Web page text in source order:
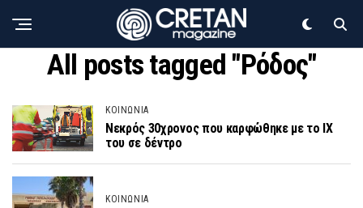
All posts tagged "Ρόδος"
ΚΟΙΝΩΝΙΑ
Νεκρός 30χρονος που καρφώθηκε με το ΙΧ
του σε δέντρο
ΚΟΙΝΩΝΙΑ